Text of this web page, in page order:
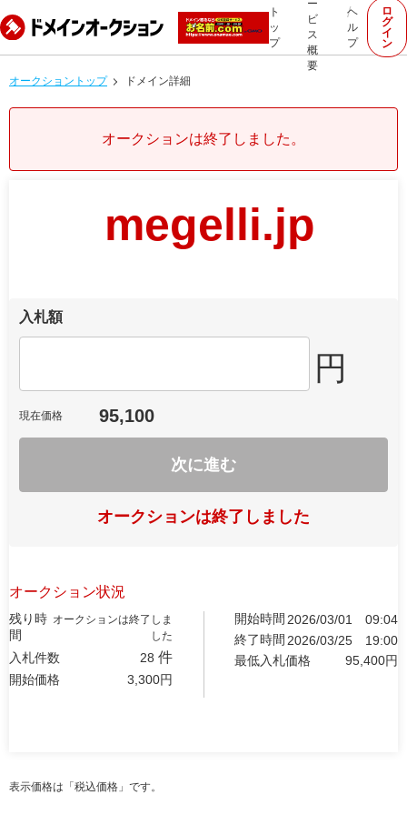
ト
ッ
プ
ー
ビ
ス
概
要
ヘ
ル
プ
ロ
グ
イ
ン
オークショントップ ドメイン詳細
オークションは終了しました。
megelli.jp
入札額
円
現在価格 95,100
次に進む
オークションは終了しました
オークション状況
残り時
間
オークションは終了しま
した
入札件数 28 件
開始価格 3,300円
開始時間 2026/03/01
09:04
終了時間 2026/03/25
19:00
最低入札価格
95,400円
表示価格は「税込価格」です。